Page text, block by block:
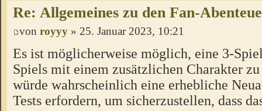
Re: Allgemeines zu den Fan-
von royyy » 25. Januar 2023, 10:21
Es ist möglicherweise möglich, eine 3-
Spiels mit einem zusätzlichen Charakter
würde wahrscheinlich eine erhebliche
Tests erfordern, um sicherzustellen, dass